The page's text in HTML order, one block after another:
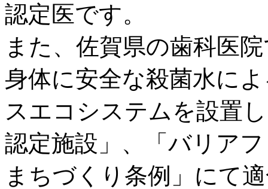
認定医です。
また、佐賀県の歯科医
身体に安全な殺菌水に
スエコシステムを設置
認定施設」、「バリア
まちづくり条例」にて